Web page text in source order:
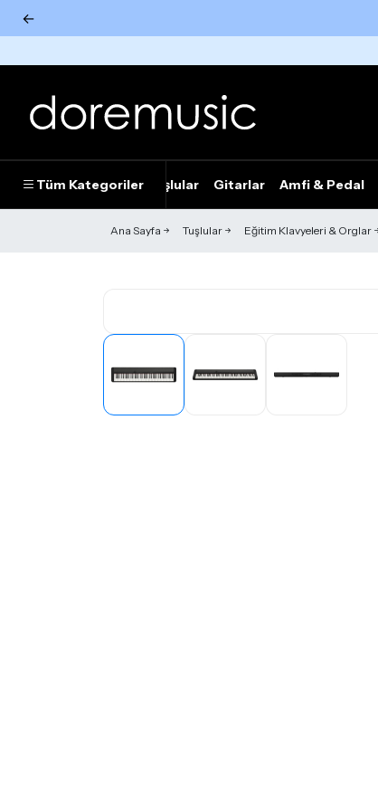
←
Tüm Kategoriler
Piyanolar Tuşlular Gitarlar Amfi & Pedal
Ana Sayfa Tuşlular Eğitim Klavyeleri & Orglar
Tümünü Gör